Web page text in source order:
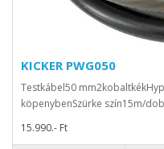
KICKER PWG050
Testkábel50
köpenybenSzürke szín15m/
15.990.- Ft